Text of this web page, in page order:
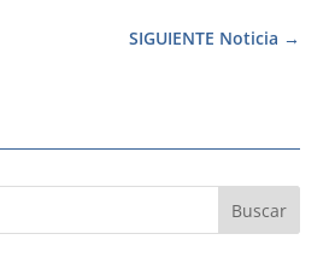
SIGUIENTE Noticia